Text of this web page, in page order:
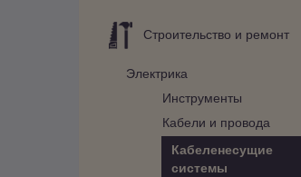
Строительство и ремонт
Электрика
Инструменты
Кабели и провода
Кабеленесущие
системы